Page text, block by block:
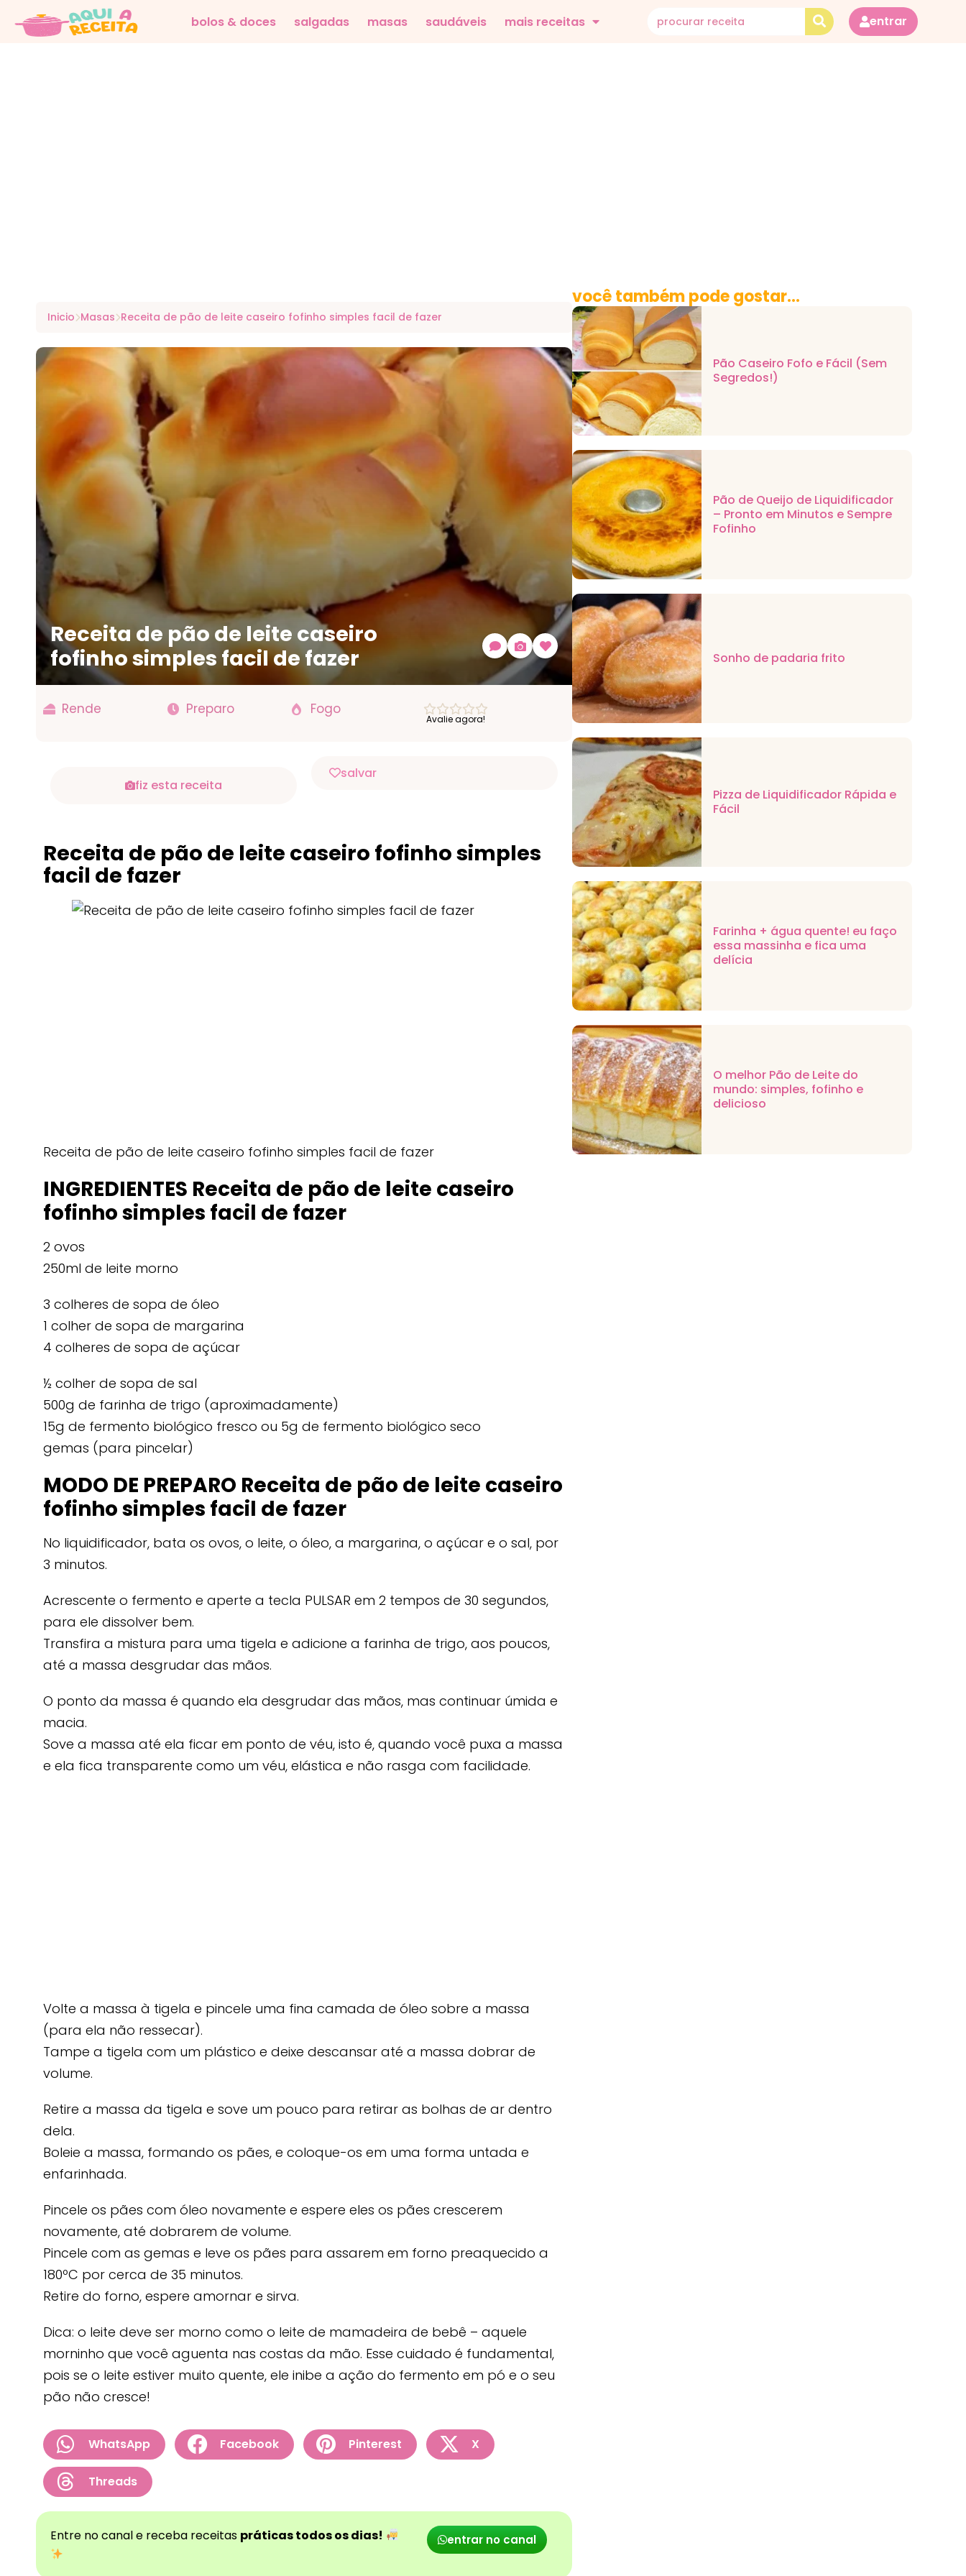
bolos & doces salgadas masas saudáveis mais receitas entrar
Inicio Masas Receita de pão de leite caseiro fofinho simples facil de fazer
Receita de pão de leite caseiro
fofinho simples facil de fazer
Rende Preparo Fogo
Avalie agora!
fiz esta receita
salvar
Receita de pão de leite caseiro fofinho simples
facil de fazer
Receita de pão de leite caseiro fofinho simples facil de fazer
INGREDIENTES Receita de pão de leite caseiro
fofinho simples facil de fazer
2 ovos
250ml de leite morno
3 colheres de sopa de óleo
1 colher de sopa de margarina
4 colheres de sopa de açúcar
½ colher de sopa de sal
500g de farinha de trigo (aproximadamente)
15g de fermento biológico fresco ou 5g de fermento biológico seco
gemas (para pincelar)
MODO DE PREPARO Receita de pão de leite caseiro
fofinho simples facil de fazer
No liquidificador, bata os ovos, o leite, o óleo, a margarina, o açúcar e o sal, por
3 minutos.
Acrescente o fermento e aperte a tecla PULSAR em 2 tempos de 30 segundos,
para ele dissolver bem.
Transfira a mistura para uma tigela e adicione a farinha de trigo, aos poucos,
até a massa desgrudar das mãos.
O ponto da massa é quando ela desgrudar das mãos, mas continuar úmida e
macia.
Sove a massa até ela ficar em ponto de véu, isto é, quando você puxa a massa
e ela fica transparente como um véu, elástica e não rasga com facilidade.
Volte a massa à tigela e pincele uma fina camada de óleo sobre a massa
(para ela não ressecar).
Tampe a tigela com um plástico e deixe descansar até a massa dobrar de
volume.
Retire a massa da tigela e sove um pouco para retirar as bolhas de ar dentro
dela.
Boleie a massa, formando os pães, e coloque-os em uma forma untada e
enfarinhada.
Pincele os pães com óleo novamente e espere eles os pães crescerem
novamente, até dobrarem de volume.
Pincele com as gemas e leve os pães para assarem em forno preaquecido a
180ºC por cerca de 35 minutos.
Retire do forno, espere amornar e sirva.
Dica: o leite deve ser morno como o leite de mamadeira de bebê – aquele
morninho que você aguenta nas costas da mão. Esse cuidado é fundamental,
pois se o leite estiver muito quente, ele inibe a ação do fermento em pó e o seu
pão não cresce!
WhatsApp Facebook Pinterest X
Threads
Entre no canal e receba receitas práticas todos os dias! entrar no canal
você também pode gostar...
Pão Caseiro Fofo e Fácil (Sem
Segredos!)
Pão de Queijo de Liquidificador
– Pronto em Minutos e Sempre
Fofinho
Sonho de padaria frito
Pizza de Liquidificador Rápida e
Fácil
Farinha + água quente! eu faço
essa massinha e fica uma
delícia
O melhor Pão de Leite do
mundo: simples, fofinho e
delicioso